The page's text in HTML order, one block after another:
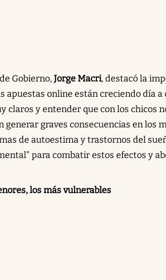
Gobierno,Jorge Macri, destacó la
apuestas online están creciendo día
claros y entender que con los chicos
generar graves consecuencias en los
de autoestima y trastornos del
para combatir estos efectos y
los más vulnerables